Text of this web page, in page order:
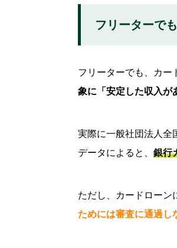
勤続年数が少ない
他社ですでに借
信用情報に問題
フリーターが
資金繰りに困ら
仕事を掛け持ち
フリーターで
フリーターでも、カー
象に「安定した収入が
実際に一般社団法人全
データによると、 銀行
ただし、カードローン
ためには審査に通過し